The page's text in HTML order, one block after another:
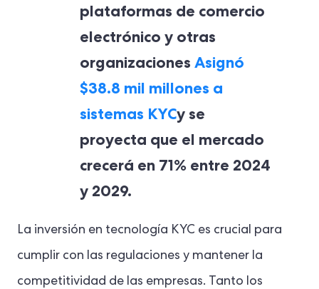
plataformas de comercio
electrónico y otras
organizaciones Asignó
$38.8 mil millones a
sistemas KYCy se
proyecta que el mercado
crecerá en 71% entre 2024
y 2029.
La inversión en tecnología KYC es crucial para
cumplir con las regulaciones y mantener la
competitividad de las empresas. Tanto los